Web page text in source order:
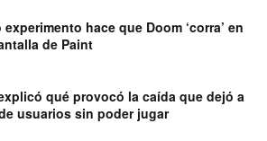
experimento hace que Doom ‘corra’ en
de Paint
qué provocó la caída que dejó a
usuarios sin poder jugar